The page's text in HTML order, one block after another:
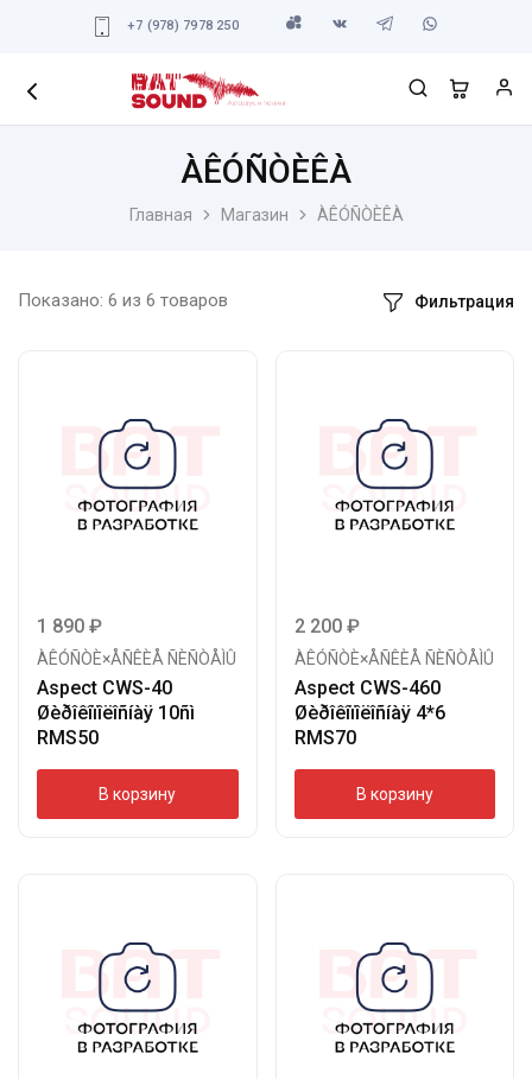
+7 (978) 7978 250
Главная Магазин ÀÊÓÑÒÈÊÀ
ÀÊÓÑÒÈÊÀ
Показано: 6 из 6 товаров Фильтрация
1 890 ₽
ÀÊÓÑÒÈ×ÅÑÊÈÅ ÑÈÑÒÅÌÛ
Aspect CWS-40
Øèðîêîïîëîñíàÿ 10ñì
RMS50
В корзину
2 200 ₽
ÀÊÓÑÒÈ×ÅÑÊÈÅ ÑÈÑÒÅÌÛ
Aspect CWS-460
Øèðîêîïîëîñíàÿ 4*6
RMS70
В корзину